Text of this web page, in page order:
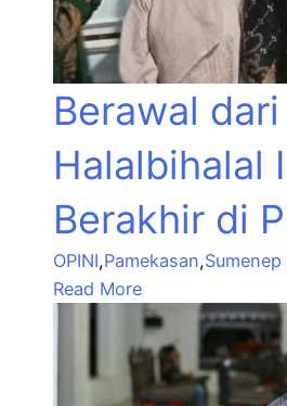
Berawal dari
Halalbihalal
Berakhir di
OPINI,Pamekasan,Sumenep
Read More